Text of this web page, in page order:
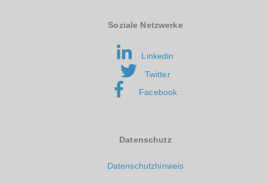
Soziale Netzwerke
Linkedin
Twitter
Facebook
Datenschutz
Datenschutzhinweis